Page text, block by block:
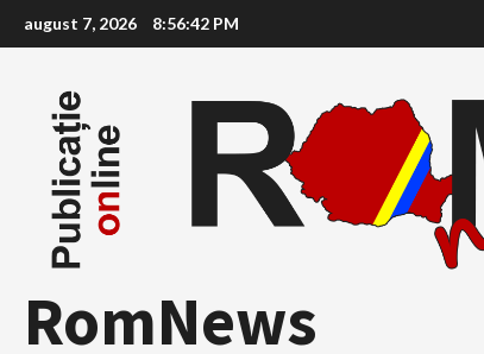
to
august 7, 2026 8:56:43 PM
RomNews